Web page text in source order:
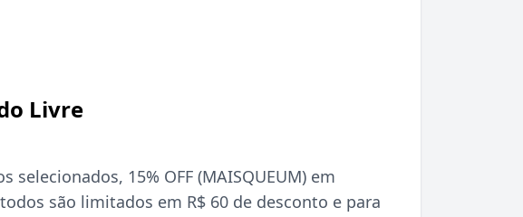
Livre
selecionados, 15% OFF (MAISQUEUM) em
são limitados em R$ 60 de desconto e para